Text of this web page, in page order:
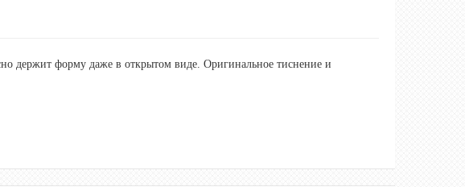
держит форму даже в открытом виде. Оригинальное тиснение и